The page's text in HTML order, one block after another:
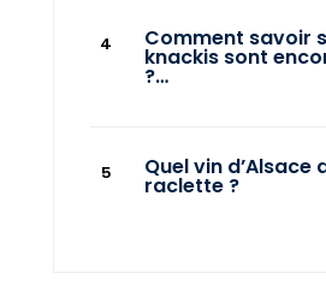
Comment savoir
knackis sont
?…
Quel vin d’Alsace
raclette ?